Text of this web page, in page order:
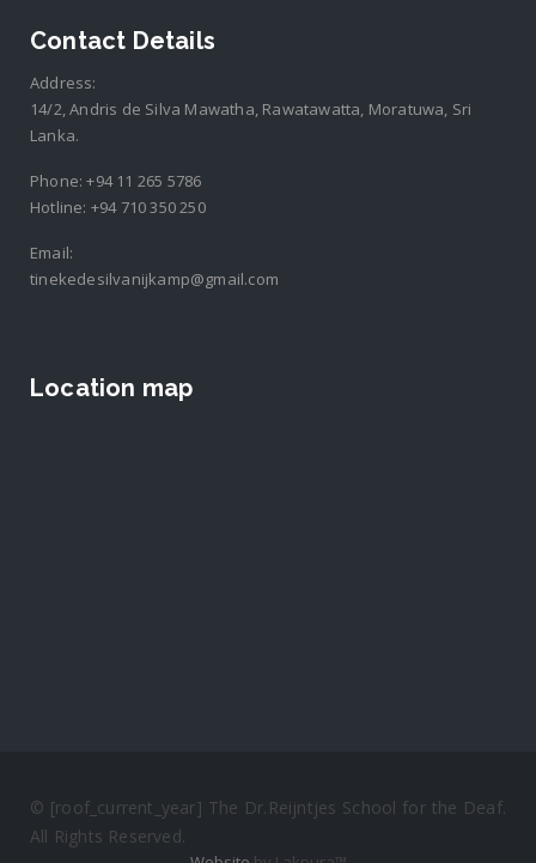
Contact Details
Address:
14/2, Andris de Silva Mawatha, Rawatawatta, Moratuwa, Sri
Lanka.
Phone:+94 11 265 5786
Hotline: +94 710 350 250
Email:
tinekedesilvanijkamp@gmail.com
Location map
© [roof_current_year] The Dr.Reijntjes School for the Deaf.
All Rights Reserved.